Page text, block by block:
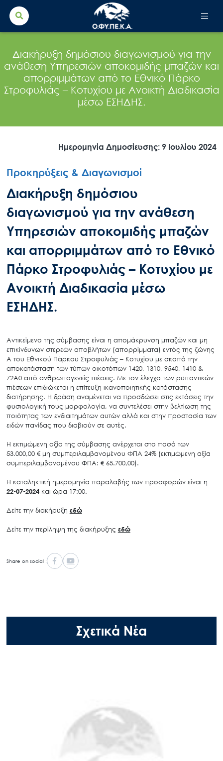
Search
for:
Διακήρυξη δημόσιου διαγωνισμού για την
ανάθεση Υπηρεσιών αποκομιδής μπαζών και
απορριμμάτων από το Εθνικό Πάρκο
Στροφυλιάς – Κοτυχίου με Ανοικτή Διαδικασία
μέσω ΕΣΗΔΗΣ.
Ημερομηνία Δημοσίευσης: 9 Ιουλίου 2024
Προκηρύξεις & Διαγωνισμοί
Διακήρυξη δημόσιου
διαγωνισμού για την ανάθεση
Υπηρεσιών αποκομιδής μπαζών
και απορριμμάτων από το Εθνικό
Πάρκο Στροφυλιάς – Κοτυχίου με
Ανοικτή Διαδικασία μέσω
ΕΣΗΔΗΣ.
Αντικείμενο της σύμβασης είναι η απομάκρυνση μπαζών και μη
επικίνδυνων στερεών αποβλήτων (απορρίμματα) εντός της ζώνης
Α του Εθνικού Πάρκου Στροφυλιάς – Κοτυχίου με σκοπό την
αποκατάσταση των τύπων οικοτόπων 1420, 1310, 9540, 1410 &
72Α0 από ανθρωπογενείς πιέσεις. Με τον έλεγχο των ρυπαντικών
πιέσεων επιδιώκεται η επίτευξη ικανοποιητικής κατάστασης
διατήρησης. Η δράση αναμένεται να προσδώσει στις εκτάσεις την
φυσιολογική τους μορφολογία, να συντελέσει στην βελτίωση της
ποιότητας των ενδιαιτημάτων αυτών αλλά και στην προστασία των
ειδών πανίδας που διαβιούν σε αυτές.
Η εκτιμώμενη αξία της σύμβασης ανέρχεται στο ποσό των
53.000,00 € μη συμπεριλαμβανομένου ΦΠΑ 24% (εκτιμώμενη αξία
συμπεριλαμβανομένου ΦΠΑ: € 65.700,00).
Η καταληκτική ημερομηνία παραλαβής των προσφορών είναι η
22-07-2024και ώρα 17:00.
Δείτε την διακήρυξη εδώ
Δείτε την περίληψη της διακήρυξης εδώ
Share on social :
Σχετικά Νέα